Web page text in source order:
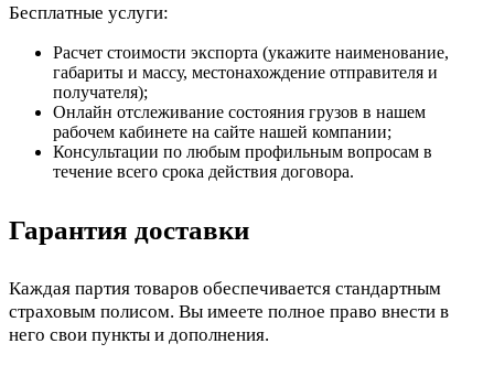
Бесплатные услуги:
Расчет стоимости экспорта (укажите наименование,
габариты и массу, местонахождение отправителя и
получателя);
Онлайн отслеживание состояния грузов в нашем
рабочем кабинете на сайте нашей компании;
Консультации по любым профильным вопросам в
течение всего срока действия договора.
Гарантия доставки
Каждая партия товаров обеспечивается стандартным
страховым полисом. Вы имеете полное право внести в
него свои пункты и дополнения.